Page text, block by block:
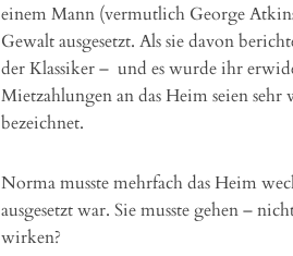
einem Mann (vermutlich George
Gewalt ausgesetzt. Als sie davon
der Klassiker – und es wurde ihr
Mietzahlungen an das Heim seien sehr
bezeichnet.
Norma musste mehrfach das Heim
ausgesetzt war. Sie musste gehen –
wirken?